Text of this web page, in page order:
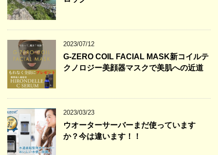
2023/07/12
G-ZERO COIL FACIAL MASK新コイルテ
クノロジー美顔器マスクで美肌への近道
2023/03/23
ウオーターサーバーまだ使っています
か？今は違います！！